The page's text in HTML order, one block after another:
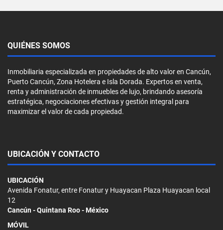
QUIÉNES SOMOS
Inmobiliaria especializada en propiedades de alto valor en Cancún,
Puerto Cancún, Zona Hotelera e Isla Dorada. Expertos en venta,
renta y administración de inmuebles de lujo, brindando asesoría
estratégica, negociaciones efectivas y gestión integral para
maximizar el valor de cada propiedad.
UBICACIÓN Y CONTACTO
UBICACIÓN
Avenida Fonatur, entre Fonatur y Huayacan Plaza Huayacan local
12
Cancún - Quintana Roo - México
MÓVIL